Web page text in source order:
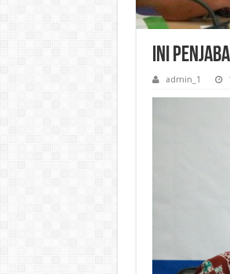
Ini
admin_1